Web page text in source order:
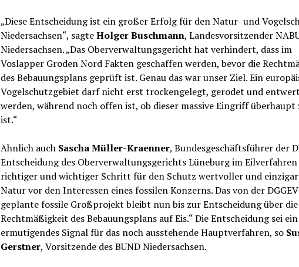
„Diese Entscheidung ist ein großer Erfolg für den Natur- und
Niedersachsen“, sagteHolger Buschmann, Landesvorsitzender
Niedersachsen. „Das Oberverwaltungsgericht hat verhindert, dass im
Voslapper Groden Nord Fakten geschaffen werden, bevor die
des Bebauungsplans geprüft ist. Genau das war unser Ziel. Ein
Vogelschutzgebiet darf nicht erst trockengelegt, gerodet und
werden, während noch offen ist, ob dieser massive Eingriff überhaupt
ist.“
Ähnlich auch Sascha Müller-Kraenner, Bundesgeschäftsführer der
Entscheidung des Oberverwaltungsgerichts Lüneburg im
richtiger und wichtiger Schritt für den Schutz wertvoller und
Natur vor den Interessen eines fossilen Konzerns. Das von der DGGEV
geplante fossile Großprojekt bleibt nun bis zur Entscheidung über die
Rechtmäßigkeit des Bebauungsplans auf Eis.“ Die Entscheidung sei ein
ermutigendes Signal für das noch ausstehende Hauptverfahren, so
Gerstner, Vorsitzende des BUND Niedersachsen.